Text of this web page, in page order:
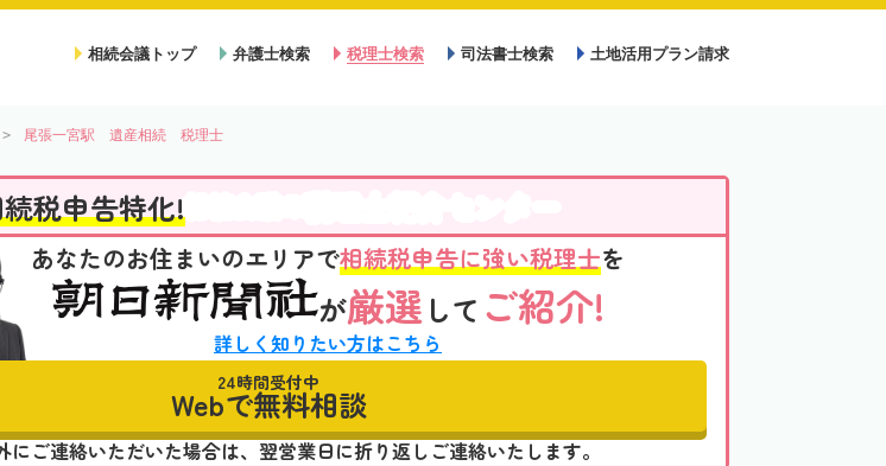
相続会議トップ 弁護士検索 税理士検索 司法書士検索 土地活用プラン請求
尾張一宮駅 遺産相続 税理士
税申告特化!
あなたのお住まいのエリアで相続税申告に強い税理士を
が厳選 して ご紹介!
詳しく知りたい方はこちら
24時間受付中
Webで無料相談
ご連絡いただいた場合は、翌営業日に折り返しご連絡いたします。